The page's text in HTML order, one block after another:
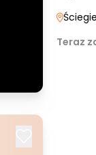
Teraz